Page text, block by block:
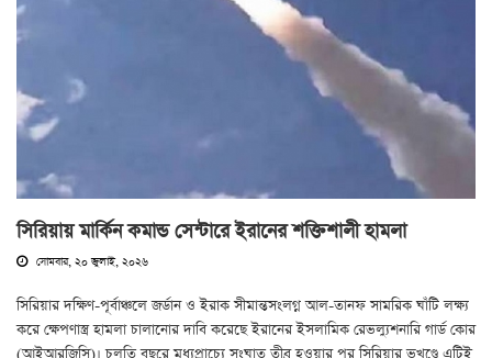
সিরিয়ায় মার্কিন কমান্ড সেন্টারে ইরানের শক্তিশালী হামলা
সোমবার, ২০ জুলাই, ২০২৬
সিরিয়ার দক্ষিণ-পূর্বাঞ্চলে জর্ডান ও ইরাক সীমান্তসংলগ্ন আল-তানফ সামরিক ঘাঁটি লক্ষ্য
করে ক্ষেপণাস্ত্র হামলা চালানোর দাবি করেছে ইরানের ইসলামিক রেভল্যুশনারি গার্ড কোর